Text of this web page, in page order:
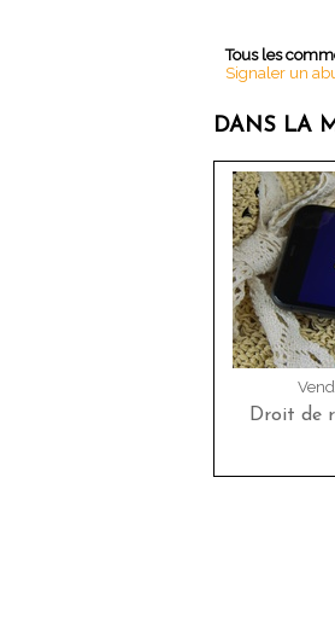
Tous les
Signaler un
DANS LA
Droit de